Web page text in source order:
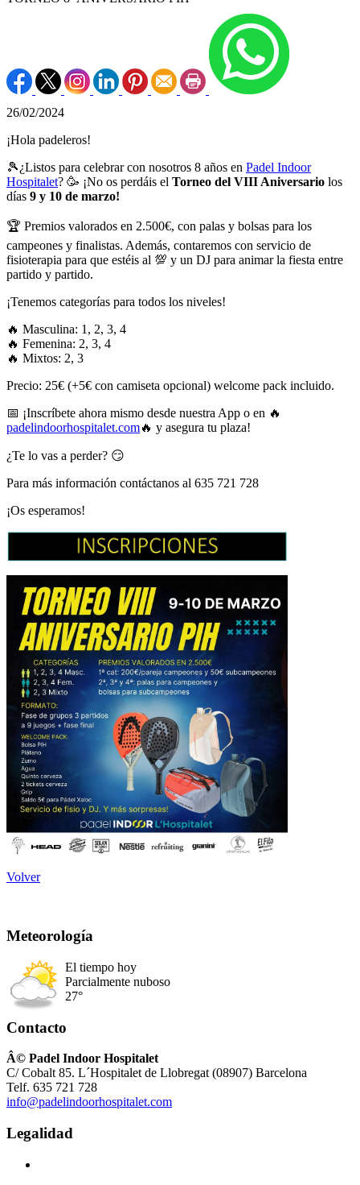
26/02/2024
¡Hola padeleros!
🎾¿Listos para celebrar con nosotros 8 años en Padel Indoor
Hospitalet? 🥳 ¡No os perdáis el Torneo del VIII Aniversario los
días 9 y 10 de marzo!
🏆 Premios valorados en 2.500€, con palas y bolsas para los
campeones y finalistas. Además, contaremos con servicio de
fisioterapia para que estéis al 💯 y un DJ para animar la fiesta entre
partido y partido.
¡Tenemos categorías para todos los niveles!
🔥 Masculina: 1, 2, 3, 4
🔥 Femenina: 2, 3, 4
🔥 Mixtos: 2, 3
Precio: 25€ (+5€ con camiseta opcional) welcome pack incluido.
📅 ¡Inscríbete ahora mismo desde nuestra App o en 🔥
padelindoorhospitalet.com🔥 y asegura tu plaza!
¿Te lo vas a perder? 😏
Para más información contáctanos al 635 721 728
¡Os esperamos!
Volver
Meteorología
El tiempo hoy
Parcialmente nuboso
27°
Contacto
Â© Padel Indoor Hospitalet
C/ Cobalt 85. L´Hospitalet de Llobregat (08907) Barcelona
Telf. 635 721 728
info@padelindoorhospitalet.com
Legalidad